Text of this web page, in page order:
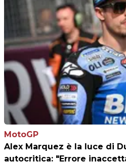
MotoGP
Alex Marquez è la luce di
autocritica: "Errore